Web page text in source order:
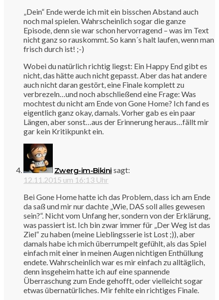
„Dein“ Ende werde ich mit ein bisschen Abstand auch
noch mal spielen. Wahrscheinlich sogar die ganze
Episode, denn sie war schon hervorragend – was im Text
nicht ganz so rauskommt. So kann´s halt laufen, wenn man
frisch durch ist! ;-)
Wobei du natürlich richtig liegst: Ein Happy End gibt es
nicht, das hätte auch nicht gepasst. Aber das hat andere
auch nicht daran gestört, eine Finale komplett zu
verbrezeln…und noch abschließend eine Frage: Was
mochtest du nicht am Ende von Gone Home? Ich fand es
eigentlich ganz okay, damals. Vorher gab es ein paar
Längen, aber sonst…aus der Erinnerung heraus…fällt mir
gar kein Kritikpunkt ein.
Zwerg-im-Bikini sagt:
12.11.2015 um 16:13 Uhr
Bei Gone Home hatte ich das Problem, dass ich am Ende
da saß und mir nur dachte „Wie, DAS soll alles gewesen
sein?“. Nicht vom Unfang her, sondern von der Erklärung,
was passiert ist. Ich bin zwar immer für „Der Weg ist das
Ziel“ zu haben (meine Lieblingsserie ist Lost ;)), aber
damals habe ich mich überrumpelt gefühlt, als das Spiel
einfach mit einer in meinen Augen nichtigen Enthüllung
endete. Wahrscheinlich war es mir einfach zu alltäglich,
denn insgeheim hatte ich auf eine spannende
Überraschung zum Ende gehofft, oder vielleicht sogar
etwas übernatürliches. Mir fehlte ein richtiges Finale.